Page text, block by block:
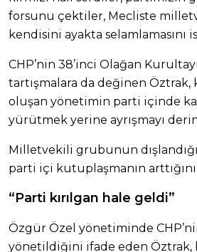
forsunu çektiler, Mecliste
kendisini ayakta selamlamasını
CHP’nin 38’inci Olağan
tartışmalara da değinen Öztrak,
oluşan yönetimin parti içinde
yürütmek yerine ayrışmayı
Milletvekili grubunun
parti içi kutuplaşmanın
“Parti kırılgan hale geldi”
Özgür Özel yönetiminde
yönetildiğini ifade eden